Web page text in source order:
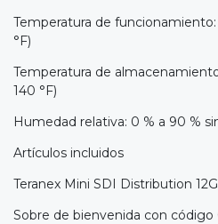
Temperatura de funcionamiento:
°F)
Temperatura de
140 °F)
Humedad relativa: 0 % a 90 %
Artículos incluidos
Teranex Mini SDI Distribution 12G
Sobre de bienvenida con código